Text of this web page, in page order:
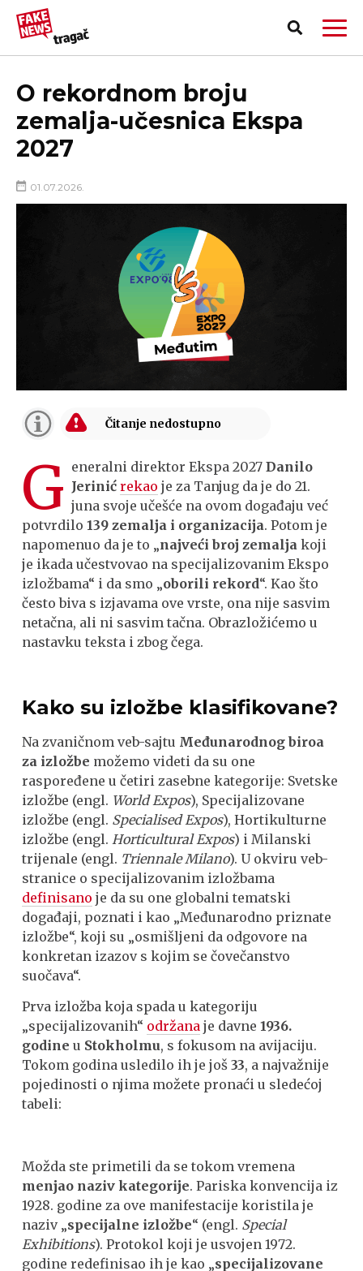
PRIJAVI LAŽNU VEST!
O rekordnom broju
zemalja-učesnica Ekspa
2027
01.07.2026.
G eneralni direktor Ekspa 2027Danilo
Jerinić rekao je za Tanjug da je do 21.
juna svoje učešće na ovom događaju već
potvrdilo139 zemalja i organizacija. Potom je
napomenuo da je to „najveći broj zemalja koji
je ikada učestvovao na specijalizovanim Ekspo
izložbama“ i da smo „oborili rekord“. Kao što
često biva s izjavama ove vrste, ona nije sasvim
netačna, ali ni sasvim tačna. Obrazložićemo u
nastavku teksta i zbog čega.
Kako su izložbe klasifikovane?
Na zvaničnom veb-sajtu Međunarodnog biroa
za izložbe možemo videti da su one
raspoređene u četiri zasebne kategorije: Svetske
izložbe (engl. World Expos), Specijalizovane
izložbe (engl. Specialised Expos), Hortikulturne
izložbe (engl. Horticultural Expos) i Milanski
trijenale (engl. Triennale Milano). U okviru veb-
stranice o specijalizovanim izložbama
definisano je da su one globalni tematski
događaji, poznati i kao „Međunarodno priznate
izložbe“, koji su „osmišljeni da odgovore na
konkretan izazov s kojim se čovečanstvo
suočava“.
Prva izložba koja spada u kategoriju
„specijalizovanih“ održana je davne1936.
godine u Stokholmu, s fokusom na avijaciju.
Tokom godina usledilo ih je još33, a najvažnije
pojedinosti o njima možete pronaći u sledećoj
tabeli:
Možda ste primetili da se tokom vremena
menjao naziv kategorije. Pariska konvencija iz
1928. godine za ove manifestacije koristila je
naziv „specijalne izložbe“ (engl. Special
Exhibitions). Protokol koji je usvojen 1972.
godine redefinisao ih je kao „specijalizovane